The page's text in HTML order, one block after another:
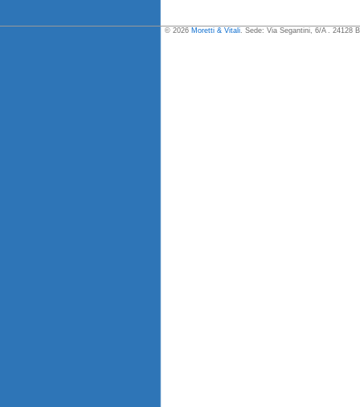
© 2026 Moretti & Vitali . Sede: Via Segantini, 6/A . 24128